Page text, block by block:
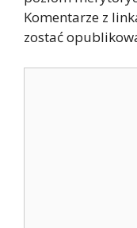
Komentarze z
zostać